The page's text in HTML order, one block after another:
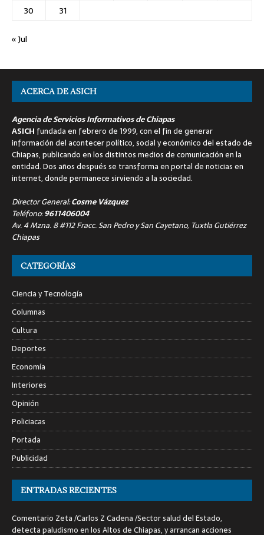
30
31
« Jul
ACERCA DE ASICH
Agencia de Servicios Informativos de Chiapas
ASICH fundada en febrero de 1999, con el fin de generar
información del acontecer político, social y económico del estado de
Chiapas, publicando en los distintos medios de comunicación en la
entidad. Dos años después se transforma en portal de noticias en
internet, donde permanece sirviendo a la sociedad.
Director General:Cosme Vázquez
Teléfono:9611406004
Av. 4 Mzna. 8 #112 Fracc. San Pedro y San Cayetano, Tuxtla Gutiérrez
Chiapas
CATEGORÍAS
Ciencia y Tecnología
Columnas
Cultura
Deportes
Economía
Interiores
Opinión
Policiacas
Portada
Publicidad
ENTRADAS RECIENTES
Comentario Zeta /Carlos Z Cadena /Sector salud del Estado,
detecta paludismo en los Altos de Chiapas, y arrancan acciones